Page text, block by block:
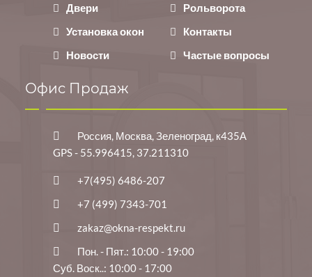
Двери
Рольворота
Установка окон
Контакты
Новости
Частые вопросы
Офис Продаж
Россия, Москва, Зеленоград, к435А
GPS - 55.996415, 37.211310
+7(495) 6486-207
+7 (499) 7343-701
zakaz@okna-respekt.ru
Пон. - Пят.: 10:00 - 19:00
Суб. Воск..: 10:00 - 17:00